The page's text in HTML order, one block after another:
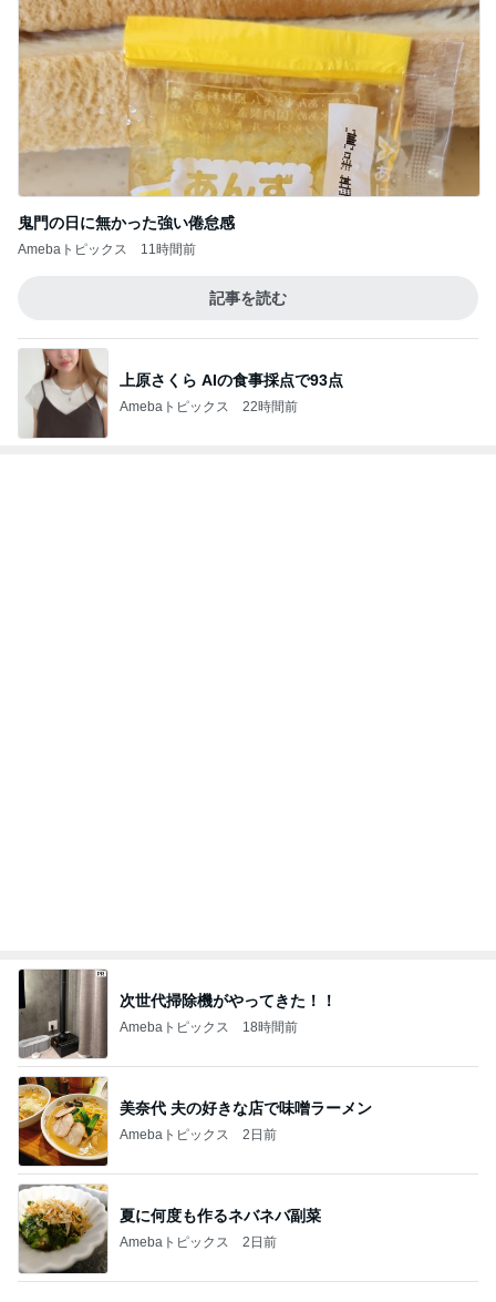
鬼門の日に無かった強い倦怠感
Amebaトピックス 11時間前
記事を読む
上原さくら AIの食事採点で93点
Amebaトピックス 22時間前
購入制限でGETしたWeb限定ハンカチ